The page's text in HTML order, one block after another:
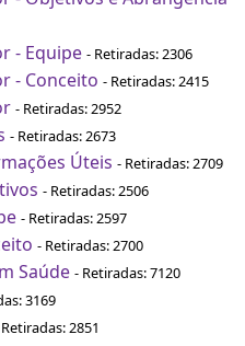
- Equipe - Retiradas: 2306
- Conceito - Retiradas: 2415
- Retiradas: 2952
- Retiradas: 2673
Úteis - Retiradas: 2709
- Retiradas: 2506
- Retiradas: 2597
- Retiradas: 2700
Saúde - Retiradas: 7120
3169
2851